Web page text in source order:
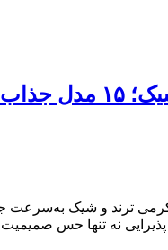
خانه
ترند و شیک به‌سرعت
نه تنها حس صمیمیت